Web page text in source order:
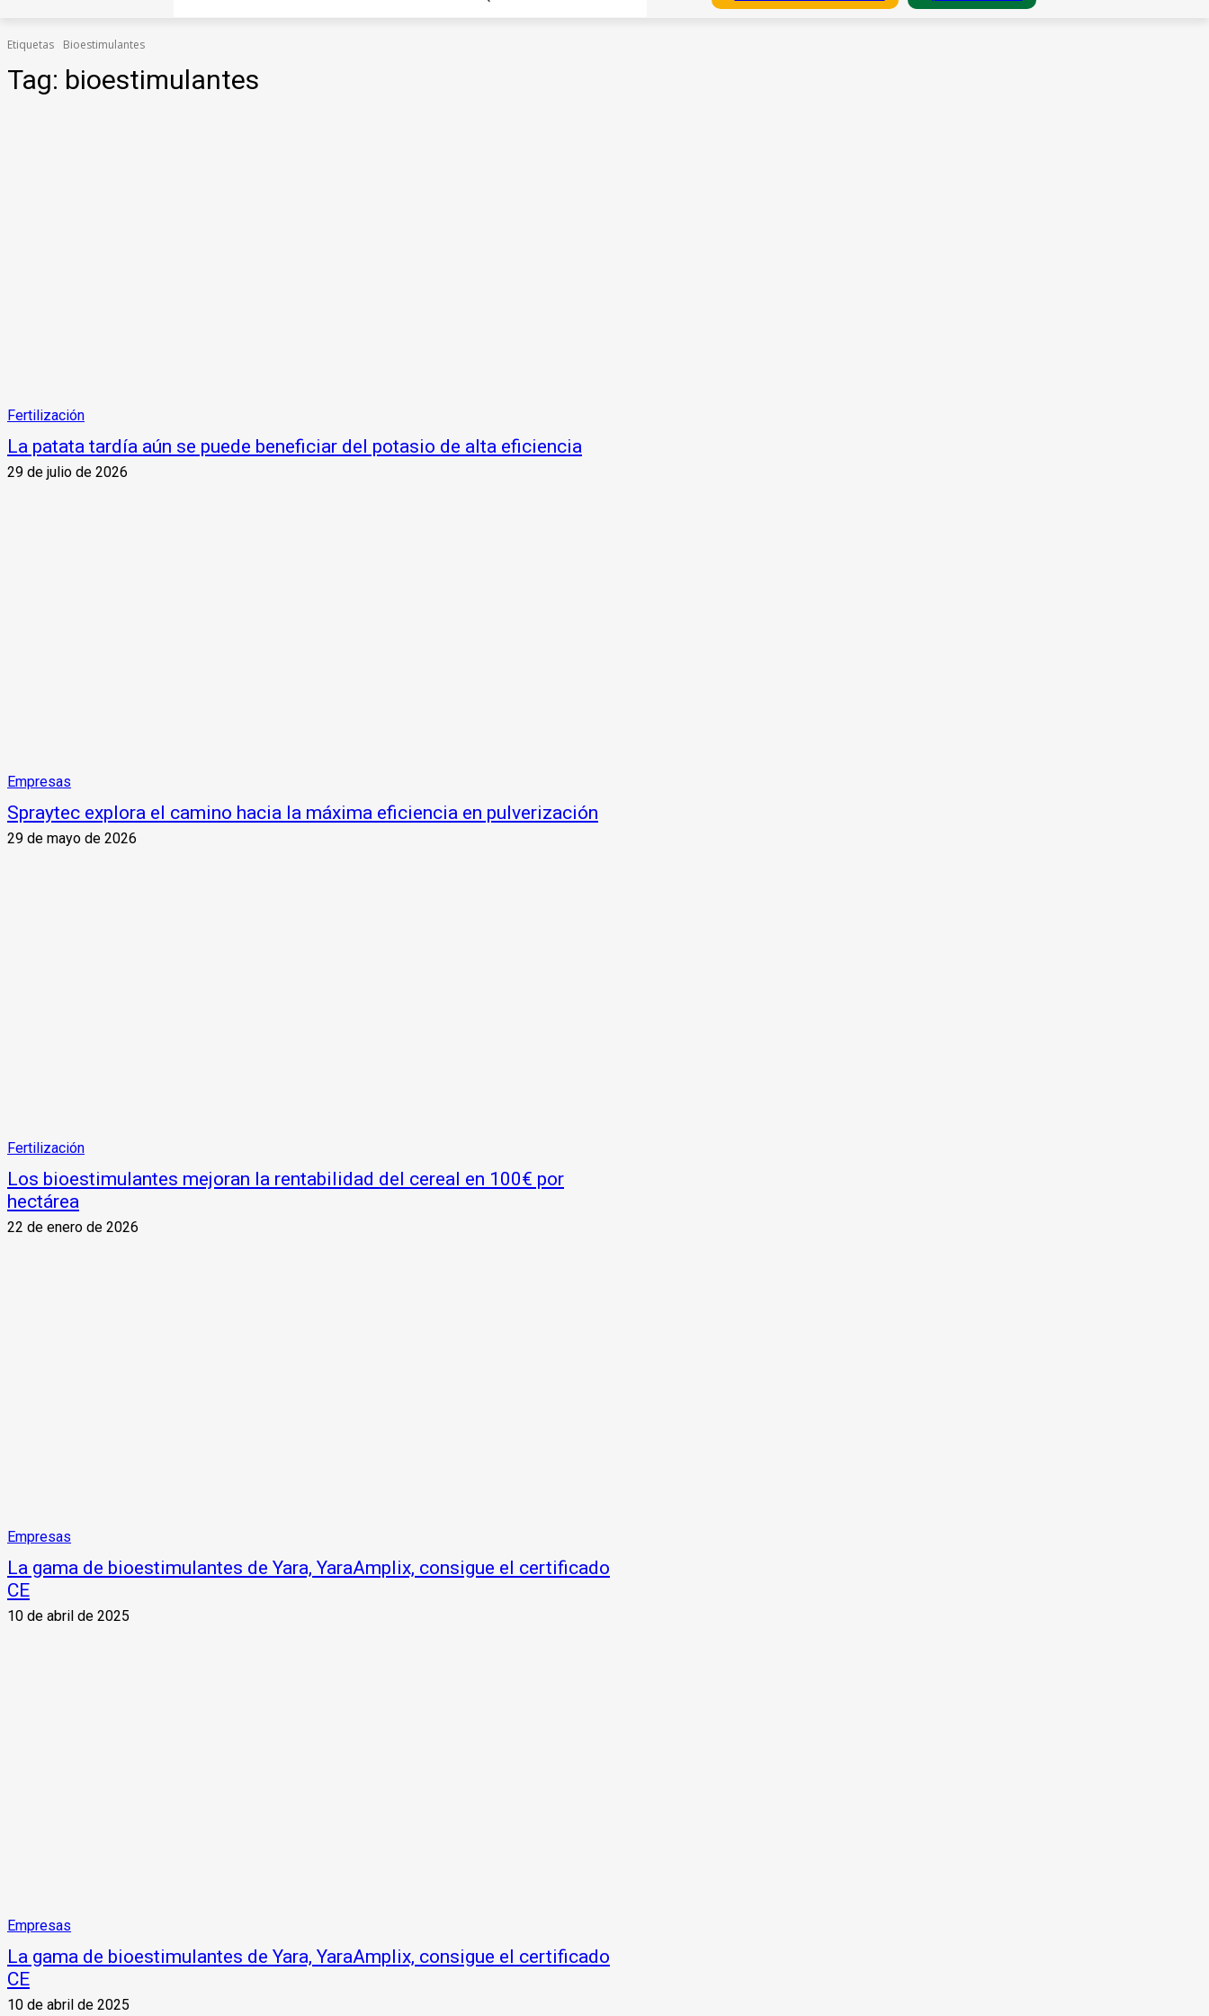
Etiquetas Bioestimulantes
Tag: bioestimulantes
Fertilización
La patata tardía aún se puede beneficiar del potasio de alta eficiencia
29 de julio de 2026
Empresas
Spraytec explora el camino hacia la máxima eficiencia en pulverización
29 de mayo de 2026
Fertilización
Los bioestimulantes mejoran la rentabilidad del cereal en 100€ por
hectárea
22 de enero de 2026
Empresas
La gama de bioestimulantes de Yara, YaraAmplix, consigue el certificado
CE
10 de abril de 2025
Empresas
La gama de bioestimulantes de Yara, YaraAmplix, consigue el certificado
CE
10 de abril de 2025